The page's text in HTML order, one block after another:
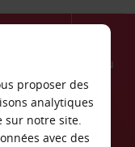
Menu
Bad
proposer des
analytiques
sur notre site.
avec des